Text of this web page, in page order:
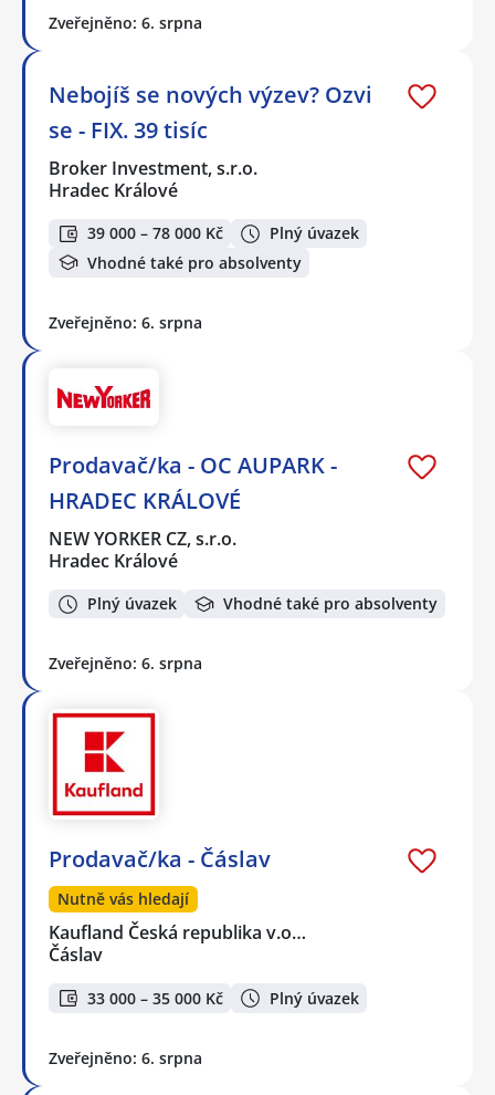
Zveřejněno: 6. srpna
Nebojíš se nových výzev? Ozvi
se - FIX. 39 tisíc
Broker Investment, s.r.o.
Hradec Králové
39 000 – 78 000 Kč
Plný úvazek
Vhodné také pro absolventy
Zveřejněno: 6. srpna
Prodavač/ka - OC AUPARK -
HRADEC KRÁLOVÉ
NEW YORKER CZ, s.r.o.
Hradec Králové
Plný úvazek Vhodné také pro absolventy
Zveřejněno: 6. srpna
Prodavač/ka - Čáslav
Nutně vás hledají
Kaufland Česká republika v.o…
Čáslav
33 000 – 35 000 Kč Plný úvazek
Zveřejněno: 6. srpna